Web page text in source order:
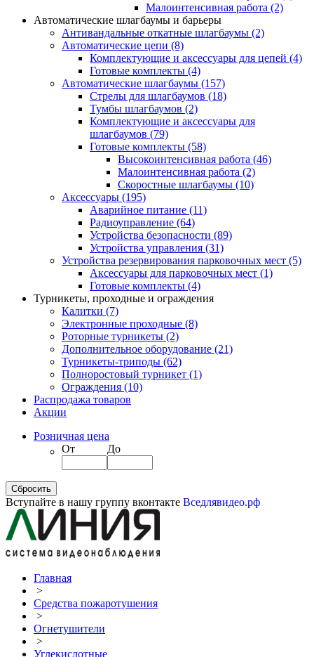
Малоинтенсивная работа (2)
Автоматические шлагбаумы и барьеры
Антивандальные откатные шлагбаумы (2)
Автоматические цепи (8)
Комплектующие и аксессуары для цепей (4)
Готовые комплекты (4)
Автоматические шлагбаумы (157)
Стрелы для шлагбаумов (18)
Тумбы шлагбаумов (2)
Комплектующие и аксессуары для
шлагбаумов (79)
Готовые комплекты (58)
Высокоинтенсивная работа (46)
Малоинтенсивная работа (2)
Скоростные шлагбаумы (10)
Аксессуары (195)
Аварийное питание (11)
Радиоуправление (64)
Устройства безопасности (89)
Устройства управления (31)
Устройства резервирования парковочных мест (5)
Аксессуары для парковочных мест (1)
Готовые комплекты (4)
Турникеты, проходные и ограждения
Калитки (7)
Электронные проходные (8)
Роторные турникеты (2)
Дополнительное оборудование (21)
Турникеты-триподы (62)
Полноростовый турникет (1)
Ограждения (10)
Распродажа товаров
Акции
Розничная цена
От
До
Вступайте в нашу группу вконтакте Вседлявидео.рф
Главная
>
Средства пожаротушения
>
Огнетушители
>
Углекислотные